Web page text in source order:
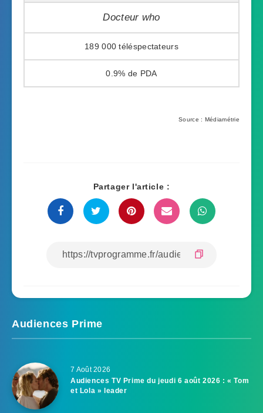
Docteur who
189 000
0.9%
Source : Médiamétrie
Partager l'article :
Audiences Prime
7 Août 2026
Audiences TV Prime du jeudi 6 août 2026 : « Tom
et Lola » leader